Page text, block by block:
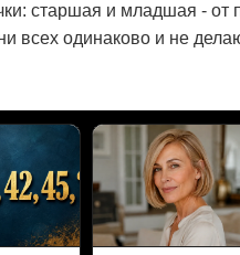
старшая и младшая - от
всех одинаково и не